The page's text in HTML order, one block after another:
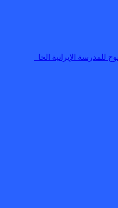
للمدرسة الإيرانية الخاصة في ال_